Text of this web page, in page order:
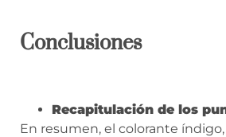
Conclusiones
Recapitulación de los
En resumen, el colorante